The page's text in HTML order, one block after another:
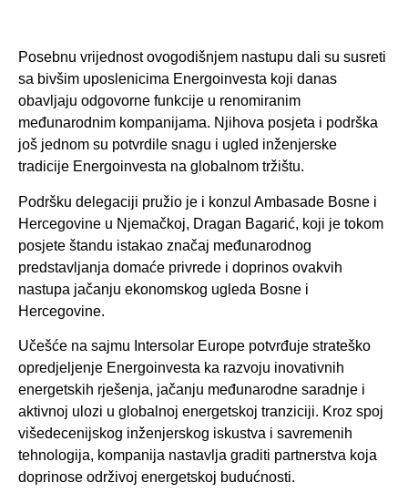
Posebnu vrijednost ovogodišnjem nastupu dali su susreti
sa bivšim uposlenicima Energoinvesta koji danas
obavljaju odgovorne funkcije u renomiranim
međunarodnim kompanijama. Njihova posjeta i podrška
još jednom su potvrdile snagu i ugled inženjerske
tradicije Energoinvesta na globalnom tržištu.
Podršku delegaciji pružio je i konzul Ambasade Bosne i
Hercegovine u Njemačkoj, Dragan Bagarić, koji je tokom
posjete štandu istakao značaj međunarodnog
predstavljanja domaće privrede i doprinos ovakvih
nastupa jačanju ekonomskog ugleda Bosne i
Hercegovine.
Učešće na sajmu Intersolar Europe potvrđuje strateško
opredjeljenje Energoinvesta ka razvoju inovativnih
energetskih rješenja, jačanju međunarodne saradnje i
aktivnoj ulozi u globalnoj energetskoj tranziciji. Kroz spoj
višedecenijskog inženjerskog iskustva i savremenih
tehnologija, kompanija nastavlja graditi partnerstva koja
doprinose održivoj energetskoj budućnosti.